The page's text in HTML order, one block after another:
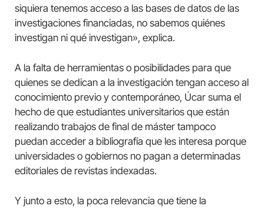
siquiera tenemos acceso a las bases de datos de las
investigaciones financiadas, no sabemos quiénes
investigan ni qué investigan», explica.
A la falta de herramientas o posibilidades para que
quienes se dedican a la investigación tengan acceso al
conocimiento previo y contemporáneo, Úcar suma el
hecho de que estudiantes universitarios que están
realizando trabajos de final de máster tampoco
puedan acceder a bibliografía que les interesa porque
universidades o gobiernos no pagan a determinadas
editoriales de revistas indexadas.
Y junto a esto, la poca relevancia que tiene la